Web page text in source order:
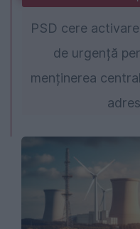
PSD cere
de urgență
menținerea